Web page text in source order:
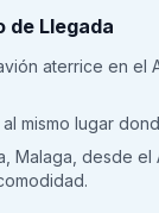
de Llegada
aterrice en el
mismo lugar
Malaga, desde el